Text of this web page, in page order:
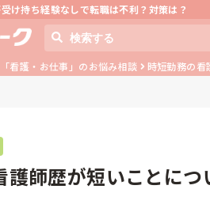
け持ち経験なしで転職は不利？対策は？
「看護・お仕事」のお悩み相談 時短勤務の看
護師歴が短いことにつ